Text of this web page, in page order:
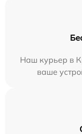
Наш курьер в
ваше